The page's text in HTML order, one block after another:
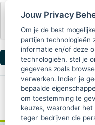
Jouw Privacy
Om je de best
partijen technologieën
informatie en/of deze
technologieën, stel je
gegevens zoals
verwerken. Indien je
bepaalde
om toestemming te
keuzes, waaronder
tegen bedrijven die